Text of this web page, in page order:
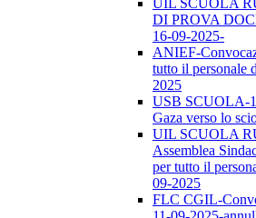
UIL SCUOLA
DI PROVA
16-09-2025-
ANIEF-
tutto il personale
2025
USB SCUOLA-
Gaza verso lo
UIL SCUOLA
Assemblea
per tutto il
09-2025
FLC CGIL-